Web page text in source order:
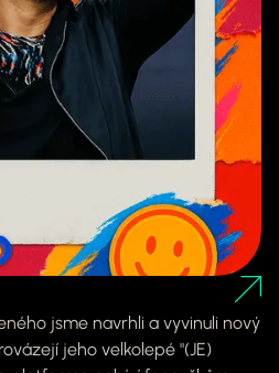
jsme navrhli a vyvinuli nový
jeho velkolepé "(JE)